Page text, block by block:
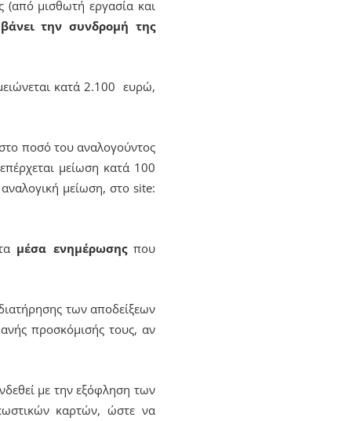
μισθωτή εργασία και
την συνδρομή της
κατά 2.100 ευρώ,
ποσό του αναλογούντος
μείωση κατά 100
μείωση, στο site:
μέσα ενημέρωσηςπου
των αποδείξεων
προσκόμισής τους, αν
με την εξόφληση των
καρτών, ώστε να